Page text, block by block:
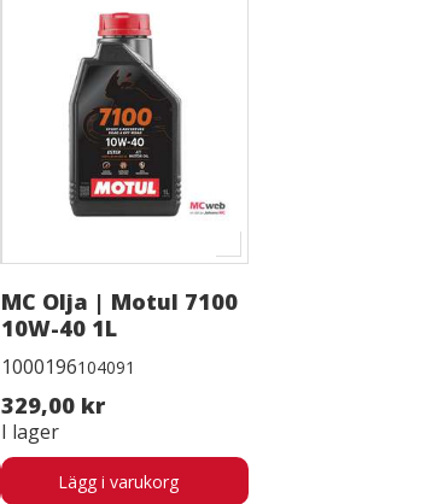
MC Olja | Motul 7100
10W-40 1L
1000196104091
329,00 kr
I lager
Lägg i varukorg